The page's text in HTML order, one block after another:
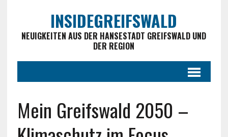
INSIDEGREIFSWALD
NEUIGKEITEN AUS DER HANSESTADT GREIFSWALD UND
DER REGION
Mein Greifswald 2050 –